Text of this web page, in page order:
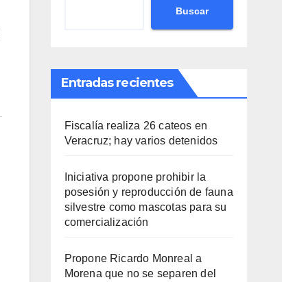
Buscar
Entradas recientes
Fiscalía realiza 26 cateos en
Veracruz; hay varios detenidos
Iniciativa propone prohibir la
posesión y reproducción de fauna
silvestre como mascotas para su
comercialización
Propone Ricardo Monreal a
Morena que no se separen del